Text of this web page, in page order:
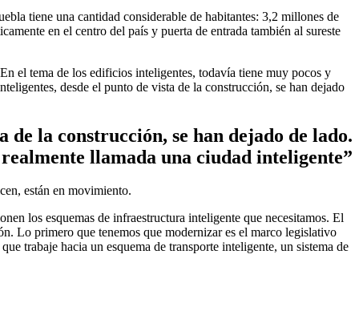
tiene una cantidad considerable de habitantes: 3,2 millones de
en el centro del país y puerta de entrada también al sureste
el tema de los edificios inteligentes, todavía tiene muy pocos y
desde el punto de vista de la construcción, se han dejado
la construcción, se han dejado de lado.
llamada una ciudad inteligente”
están en movimiento.
los esquemas de infraestructura inteligente que necesitamos. El
Lo primero que tenemos que modernizar es el marco legislativo
trabaje hacia un esquema de transporte inteligente, un sistema de